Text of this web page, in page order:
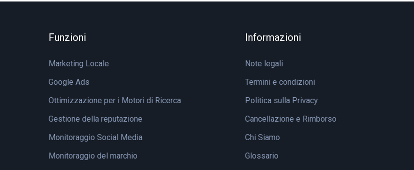
Funzioni
Marketing Locale
Google Ads
Ottimizzazione per i Motori di Ricerca
Gestione della reputazione
Monitoraggio Social Media
Monitoraggio del marchio
Informazioni
Note legali
Termini e condizioni
Politica sulla Privacy
Cancellazione e Rimborso
Chi Siamo
Glossario